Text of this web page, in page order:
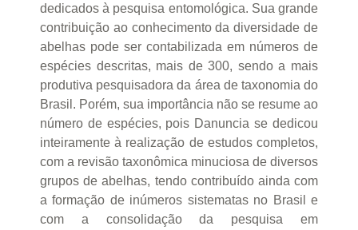
dedicados à pesquisa entomológica. Sua grande
contribuição ao conhecimento da diversidade de
abelhas pode ser contabilizada em números de
espécies descritas, mais de 300, sendo a mais
produtiva pesquisadora da área de taxonomia do
Brasil. Porém, sua importância não se resume ao
número de espécies, pois Danuncia se dedicou
inteiramente à realização de estudos completos,
com a revisão taxonômica minuciosa de diversos
grupos de abelhas, tendo contribuído ainda com
a formação de inúmeros sistematas no Brasil e
com a consolidação da pesquisa em